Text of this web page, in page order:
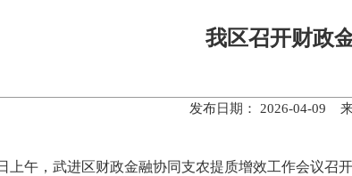
我区召开财政
发布日期： 2026-04-09
上午，武进区财政金融协同支农提质增效工作会议召